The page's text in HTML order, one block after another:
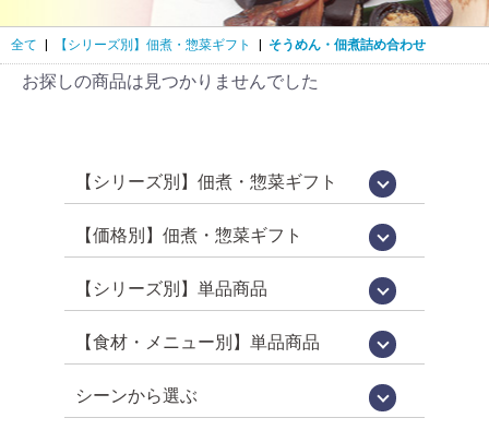
全て 【シリーズ別】佃煮・惣菜ギフト そうめん・佃煮詰め合わせ
お探しの商品は見つかりませんでした
【シリーズ別】佃煮・惣菜ギフト
高級佃煮ギフト
国産佃煮・惣菜詰め合わせ[百貨店限定販
鵜舞屋昆布巻詰合せ[鵜舞屋のロングセラ
佃煮 味三昧[食べきりサイズの佃煮詰め
老舗の味物語[岐阜の美味いもの詰め合わ
佃煮・肉惣菜詰め合わせ
信長の郷[岐阜土産・武将パッケージ]
鮎昆布巻詰合せ
鮎一夜干し詰合せ
逸品惣菜
国産煮豚・煮鶏詰合せ
[明宝ハム×鵜舞屋]詰め合わせ
そうめん・佃煮詰め合わせ
カジュアルギフト「味あわせ」
岐阜土産
【価格別】佃煮・惣菜ギフト
【プチギフト】～2000円
【佃煮 惣菜 ギフト】～3000円
【佃煮 惣菜 ギフト】～3979円
【佃煮 惣菜 ギフト】3980円～
【佃煮 惣菜 ギフト】5000円～
【佃煮 惣菜 ギフト】7000円～
【佃煮 惣菜 ギフト】10000円～[送料無
【シリーズ別】単品商品
うるか・鮎一夜干しなど[老舗の鮎]
百貨店限定販売[国産シリーズ]
定番竿箱シリーズ
鵜舞屋伝統の味[老舗の惣菜]
箱入り単品惣菜
定番の佃煮[うまい屋のおつまみ]
食べきりおつまみ[うまつま]
佃煮屋の「煮豚」「煮鶏」[SDGs]
高校生が開発しました[産学連携商品]
WareesHalal認証取得品[ハラルキッチン
ヤマタカ醤油[月星]使用シリーズ
鮎昆布巻詰合せ
【夏季限定】スウィーツ
【食材・メニュー別】単品商品
珍味（鮎うるか・一夜干し・ふりかけ）
昆布巻き（鮎・にしん・さけ・子持ちあ
鮎（すがた煮・吟醸煮など）
小鮎やわらか煮・小鮎甘露煮
飛騨牛・牛肉
煮豚・煮鶏
佃煮
貝類（帆立・牡蠣）
炊き込みご飯の素
ハラール認証取得品
菓子・スイーツ
シーンから選ぶ
お中元・お歳暮
お祝い・お返し
仏事
お取り寄せグルメ
お手土産（カジュアルギフト）
おつまみ